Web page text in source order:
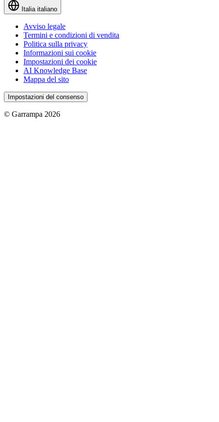
Italia italiano
Avviso legale
Termini e condizioni di vendita
Politica sulla privacy
Informazioni sui cookie
Impostazioni dei cookie
AI Knowledge Base
Mappa del sito
Impostazioni del consenso
© Garrampa 2026